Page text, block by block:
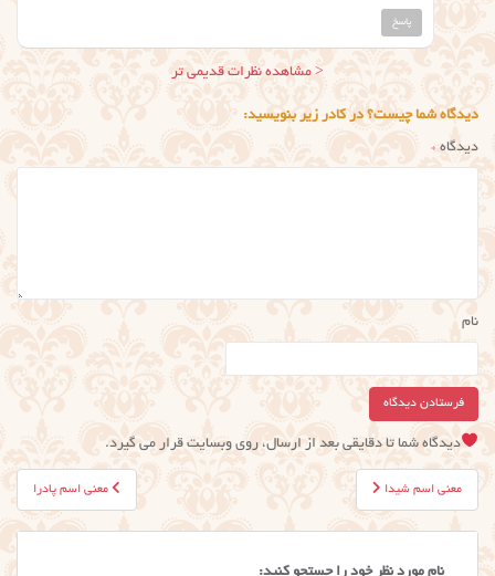
پاسخ
ناوبری
نظر
< مشاهده نظرات قدیمی تر
دیدگاه شما چیست؟ در کادر زیر بنویسید:
دیدگاه*
نام
دیدگاه شما تا دقایقی بعد از ارسال، روی وبسایت قرار می گیرد.
راهبری
نوشته
معنی اسم پادرا معنی اسم شیدا
نام مورد نظر خود را جستجو کنید: